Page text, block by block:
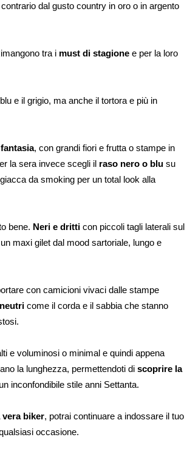
dal gusto country in oro o in argento
tra i must di stagione e per la loro
e il grigio, ma anche il tortora e più in
, con grandi fiori e frutta o stampe in
la sera invece scegli il raso nero o blu su
da smoking per un total look alla
bene. Neri e dritti con piccoli tagli laterali sul
maxi gilet dal mood sartoriale, lungo e
con camicioni vivaci dalle stampe
come il corda e il sabbia che stanno
e voluminosi o minimal e quindi appena
la lunghezza, permettendoti di scoprire la
inconfondibile stile anni Settanta.
vera biker, potrai continuare a indossare il tuo
occasione.